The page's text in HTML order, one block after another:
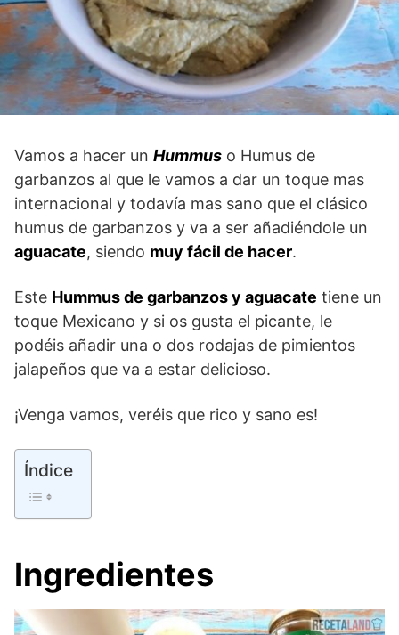
Vamos a hacer un Hummus o Humus de
garbanzos al que le vamos a dar un toque mas
internacional y todavía mas sano que el clásico
humus de garbanzos y va a ser añadiéndole un
aguacate, siendo muy fácil de hacer.
Este Hummus de garbanzos y aguacate tiene un
toque Mexicano y si os gusta el picante, le
podéis añadir una o dos rodajas de pimientos
jalapeños que va a estar delicioso.
¡Venga vamos, veréis que rico y sano es!
Índice
Ingredientes